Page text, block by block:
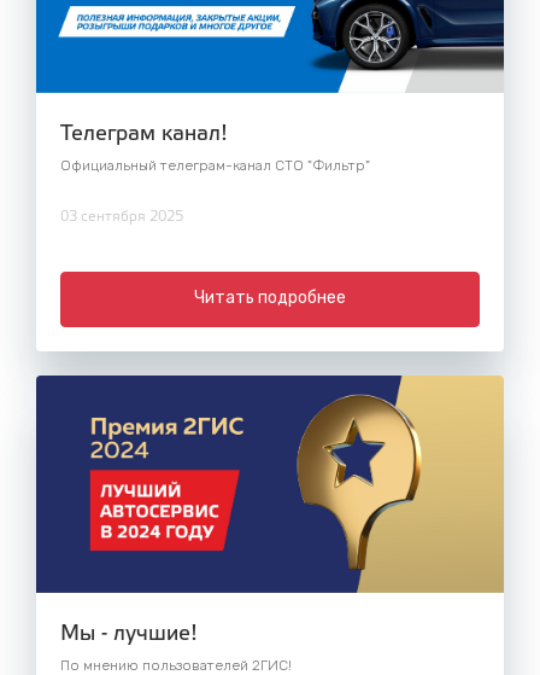
Телеграм канал!
Официальный телеграм-канал СТО "Фильтр"
03 сентября 2025
Читать подробнее
Мы - лучшие!
По мнению пользователей 2ГИС!